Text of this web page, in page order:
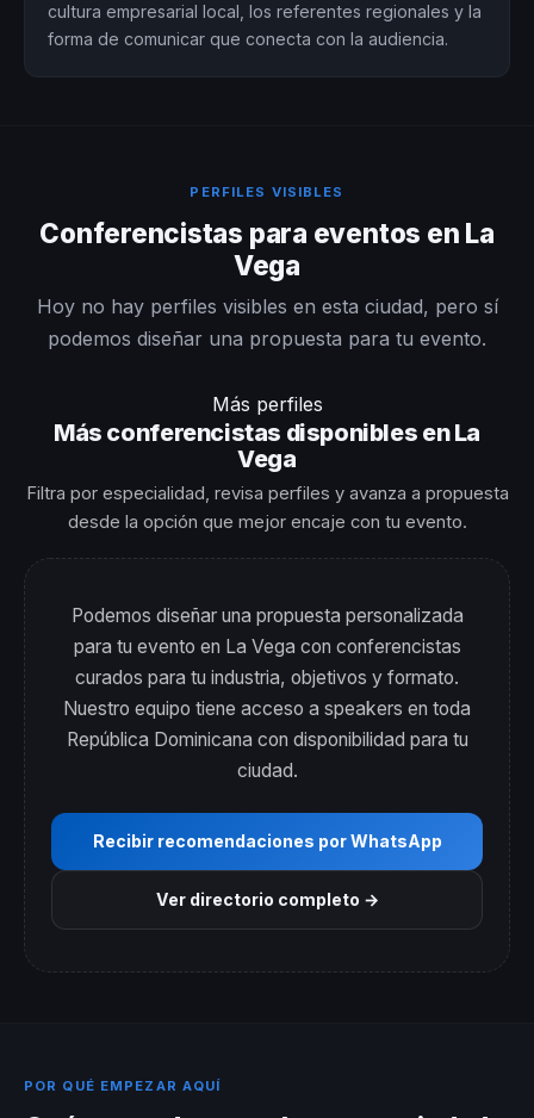
cultura empresarial local, los referentes regionales y la
forma de comunicar que conecta con la audiencia.
PERFILES VISIBLES
Conferencistas para eventos en La
Vega
Hoy no hay perfiles visibles en esta ciudad, pero sí
podemos diseñar una propuesta para tu evento.
Más perfiles
Más conferencistas disponibles en La
Vega
Filtra por especialidad, revisa perfiles y avanza a propuesta
desde la opción que mejor encaje con tu evento.
Podemos diseñar una propuesta personalizada
para tu evento en La Vega con conferencistas
curados para tu industria, objetivos y formato.
Nuestro equipo tiene acceso a speakers en toda
República Dominicana con disponibilidad para tu
ciudad.
Recibir recomendaciones por WhatsApp
Ver directorio completo →
POR QUÉ EMPEZAR AQUÍ